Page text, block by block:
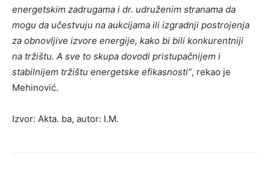
energetskim zadrugama i dr. udruženim stranama da
mogu da učestvuju na aukcijama ili izgradnji postrojenja
za obnovljive izvore energije, kako bi bili konkurentniji
na tržištu. A sve to skupa dovodi pristupačnijem i
stabilnijem tržištu energetske efikasnosti”, rekao je
Mehinović.
Izvor: Akta. ba, autor: I.M.